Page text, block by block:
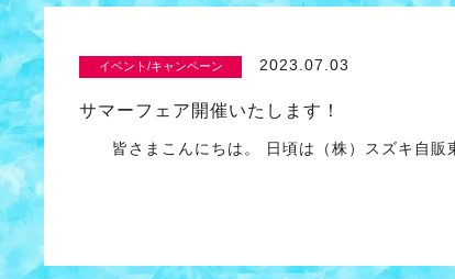
イベント/キャンペーン 2023.07.03
サマーフェア開催いたします！
皆さまこんにちは。 日頃は（株）スズキ自販